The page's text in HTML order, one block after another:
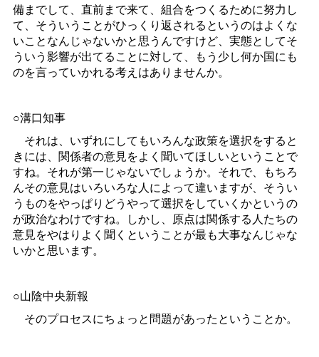
備までして、直前まで来て、組合をつくるために努力し
て、そういうことがひっくり返されるというのはよくな
いことなんじゃないかと思うんですけど、実態としてそ
ういう影響が出てることに対して、もう少し何か国にも
のを言っていかれる考えはありませんか。
○溝口知事
それは、いずれにしてもいろんな政策を選択をすると
きには、関係者の意見をよく聞いてほしいということで
すね。それが第一じゃないでしょうか。それで、もちろ
んその意見はいろいろな人によって違いますが、そうい
うものをやっぱりどうやって選択をしていくかというの
が政治なわけですね。しかし、原点は関係する人たちの
意見をやはりよく聞くということが最も大事なんじゃな
いかと思います。
○山陰中央新報
そのプロセスにちょっと問題があったということか。